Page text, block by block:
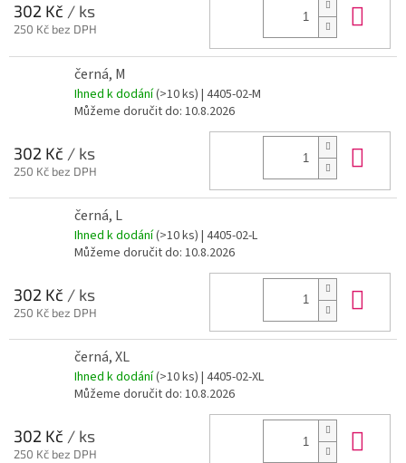
302 Kč / ks
250 Kč bez DPH
černá, M
Ihned k dodání(>10 ks) | 4405-02-M
Můžeme doručit do: 10.8.2026
302 Kč / ks
250 Kč bez DPH
černá, L
Ihned k dodání(>10 ks) | 4405-02-L
Můžeme doručit do: 10.8.2026
302 Kč / ks
250 Kč bez DPH
černá, XL
Ihned k dodání(>10 ks) | 4405-02-XL
Můžeme doručit do: 10.8.2026
302 Kč / ks
250 Kč bez DPH